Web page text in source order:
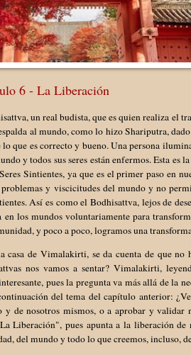
6 - La Liberación
un real budista, que es quien realiza el
al mundo, como lo hizo Shariputra,
lo que es correcto y bueno. Una persona
y todos sus seres están enfermos. Esta es
Sintientes, ya que es el primer paso en
y viscicitudes del mundo y no
Así es como el Bodhisattva, lejos de
los mundos voluntariamente para
y poco a poco, logramos una
de Vimalakirti, se da cuenta de que no
nos vamos a sentar? Vimalakirti,
pues la pregunta va más allá de la
del tema del capítulo anterior:
de nosotros mismos, o a aprobar y validar
Liberación", pues apunta a la liberación de
del mundo y todo lo que creemos, incluso,